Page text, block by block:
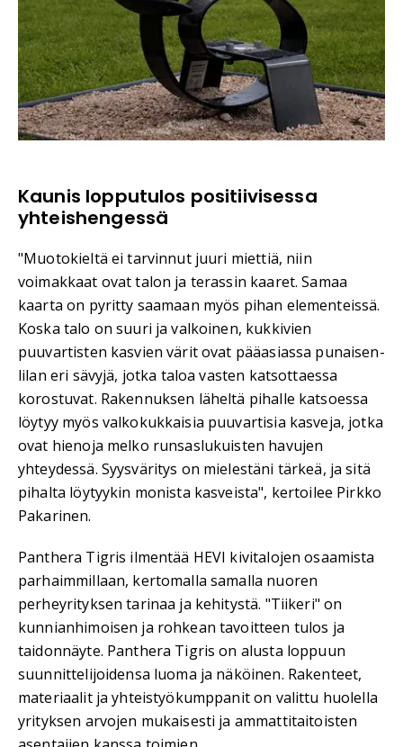
Kaunis lopputulos positiivisessa
yhteishengessä
"Muotokieltä ei tarvinnut juuri miettiä, niin
voimakkaat ovat talon ja terassin kaaret. Samaa
kaarta on pyritty saamaan myös pihan elementeissä.
Koska talo on suuri ja valkoinen, kukkivien
puuvartisten kasvien värit ovat pääasiassa punaisen-
lilan eri sävyjä, jotka taloa vasten katsottaessa
korostuvat. Rakennuksen läheltä pihalle katsoessa
löytyy myös valkokukkaisia puuvartisia kasveja, jotka
ovat hienoja melko runsaslukuisten havujen
yhteydessä. Syysväritys on mielestäni tärkeä, ja sitä
pihalta löytyykin monista kasveista", kertoilee Pirkko
Pakarinen.
Panthera Tigris ilmentää HEVI kivitalojen osaamista
parhaimmillaan, kertomalla samalla nuoren
perheyrityksen tarinaa ja kehitystä. "Tiikeri" on
kunnianhimoisen ja rohkean tavoitteen tulos ja
taidonnäyte. Panthera Tigris on alusta loppuun
suunnittelijoidensa luoma ja näköinen. Rakenteet,
materiaalit ja yhteistyökumppanit on valittu huolella
yrityksen arvojen mukaisesti ja ammattitaitoisten